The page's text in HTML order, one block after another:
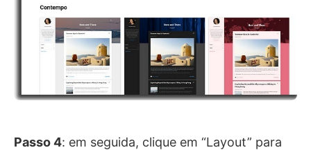
Passo 4: em seguida, clique em “Layout” para